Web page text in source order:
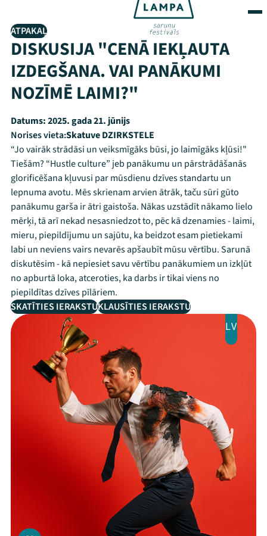
ATPAKAĻ
DISKUSIJA "CENĀ IEKĻAUTA
IZDEGŠANA. VAI PANĀKUMI
NOZĪMĒ LAIMI?"
Datums:2025. gada 21. jūnijs
Norises vieta:Skatuve DZIRKSTELE
“Jo vairāk strādāsi un veiksmīgāks būsi, jo laimīgāks kļūsi!"
Tiešām? “Hustle culture” jeb panākumu un pārstrādāšanās
glorificēšana kļuvusi par mūsdienu dzīves standartu un
lepnuma avotu. Mēs skrienam arvien ātrāk, taču sūri gūto
panākumu garša ir ātri gaistoša. Nākas uzstādīt nākamo lielo
mērķi, tā arī nekad nesasniedzot to, pēc kā dzenamies - laimi,
mieru, piepildījumu un sajūtu, ka beidzot esam pietiekami
labi un neviens vairs nevarēs apšaubīt mūsu vērtību. Sarunā
diskutēsim - kā nepiesiet savu vērtību panākumiem un izkļūt
no apburtā loka, atceroties, ka darbs ir tikai viens no
piepildītas dzīves pīlāriem.
SKATĪTIES IERAKSTUKLAUSĪTIES IERAKSTU
LV